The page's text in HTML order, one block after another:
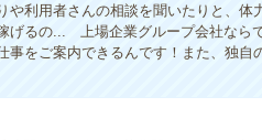
や利用者さんの相談を聞いたりと、体
げるの... 上場企業グループ会社なら
をご案内できるんです！また、独自